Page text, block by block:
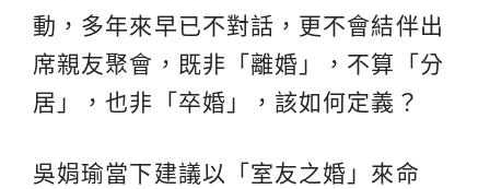
動，多年來早已不對話，更不會結伴出
席親友聚會，既非「離婚」，不算「分
居」，也非「卒婚」，該如何定義？
吳娟瑜當下建議以「室友之婚」來命